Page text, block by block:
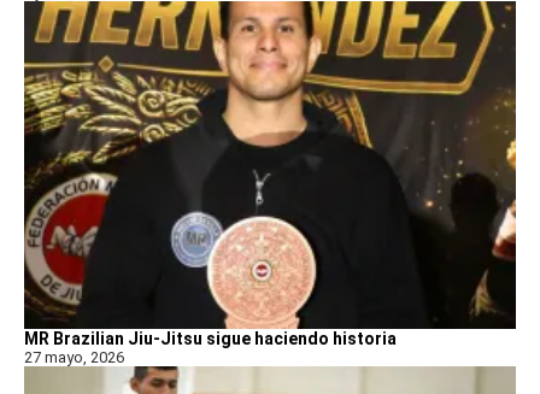
MR Brazilian Jiu-Jitsu sigue haciendo historia
27 mayo, 2026